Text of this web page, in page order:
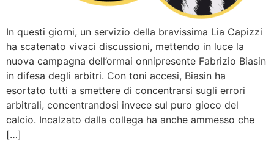
In questi giorni, un servizio della bravissima Lia Capizzi
ha scatenato vivaci discussioni, mettendo in luce la
nuova campagna dell’ormai onnipresente Fabrizio Biasin
in difesa degli arbitri. Con toni accesi, Biasin ha
esortato tutti a smettere di concentrarsi sugli errori
arbitrali, concentrandosi invece sul puro gioco del
calcio. Incalzato dalla collega ha anche ammesso che
[…]